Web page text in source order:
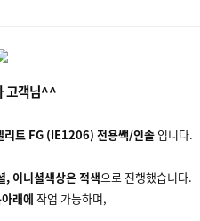
고객님^^
리트 FG (IE1206) 전용쌕/인솔입니다.
, 이니셜색상은 적색으로 진행했습니다.
래에 작업 가능하며,